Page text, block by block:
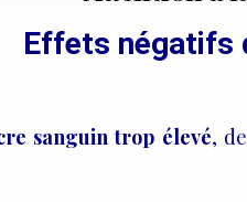
Effets négatifs
sanguin trop élevé,